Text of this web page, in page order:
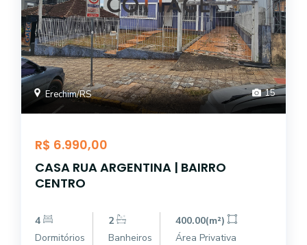
Erechim/RS 15
R$ 6.990,00
CASA RUA ARGENTINA | BAIRRO
CENTRO
4
Dormitórios
2
Banheiros
400.00(m²)
Área Privativa